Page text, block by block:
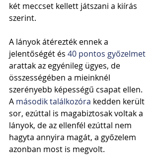
két meccset kellett játszani a kiírás
szerint.
A lányok átérezték ennek a
jelentőségét és 40 pontos győzelmet
arattak az egyénileg ügyes, de
összességében a mieinknél
szerényebb képességű csapat ellen.
A második találkozóra kedden került
sor, ezúttal is magabiztosak voltak a
lányok, de az ellenfél ezúttal nem
hagyta annyira magát, a győzelem
azonban most is megvolt.